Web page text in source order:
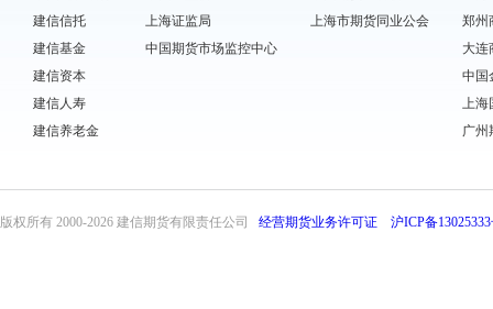
建信信托
建信基金
建信资本
建信人寿
建信养老金
上海证监局
中国期货市场监控中心
上海市期货同业公会
郑州
大连
中国
上海
广州
版权所有 2000-2026 建信期货有限责任公司 经营期货业务许可证 沪ICP备